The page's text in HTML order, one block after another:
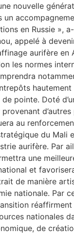
nouvelle
un
en Russie »,
appelé à
aurifère en
les normes
pointe. Doté
au
du Mali
aurifère. Par
une
et
de manière
nationale. Par
nationales
de